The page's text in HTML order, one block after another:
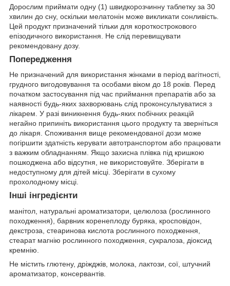
Дорослим приймати одну (1) швидкорозчинну таблетку за 30
хвилин до сну, оскільки мелатонін може викликати сонливість.
Цей продукт призначений тільки для короткострокового
епізодичного використання. Не слід перевищувати
рекомендовану дозу.
Попередження
Не призначений для використання жінками в період вагітності,
грудного вигодовування та особами віком до 18 років. Перед
початком застосування під час приймання препаратів або за
наявності будь-яких захворювань слід проконсультуватися з
лікарем. У разі виникнення будь-яких побічних реакцій
негайно припиніть використання цього продукту та зверніться
до лікаря. Споживання вище рекомендованої дози може
погіршити здатність керувати автотранспортом або працювати
з важким обладнанням. Якщо захисна плівка під кришкою
пошкоджена або відсутня, не використовуйте. Зберігати в
недоступному для дітей місці. Зберігати в сухому
прохолодному місці.
Інші інгредієнти
манітол, натуральні ароматизатори, целюлоза (рослинного
походження), барвник коренеплоду буряка, кросповідон,
декстроза, стеаринова кислота рослинного походження,
стеарат магнію рослинного походження, сукралоза, діоксид
кремнію.
Не містить глютену, дріжджів, молока, лактози, сої, штучний
ароматизатор, консервантів.